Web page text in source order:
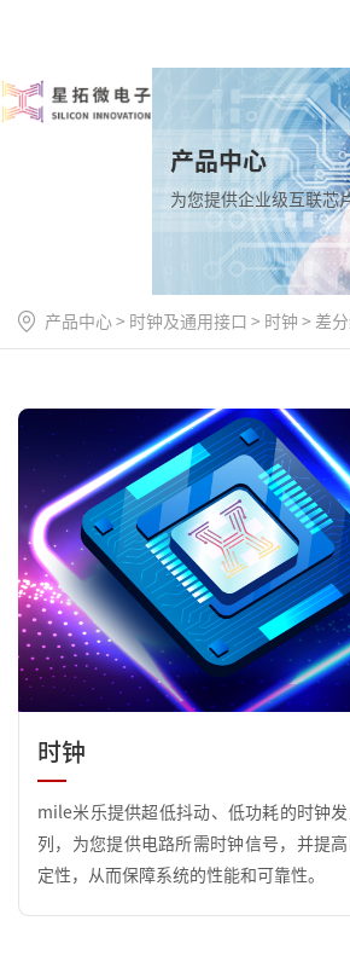
产品中心
为您提供企业级互联芯
产品中心 > 时钟及通用接口 > 时钟 > 差
时钟
mile米乐提供超低抖动、低功耗的时钟
列，为您提供电路所需时钟信号，并提
定性，从而保障系统的性能和可靠性。